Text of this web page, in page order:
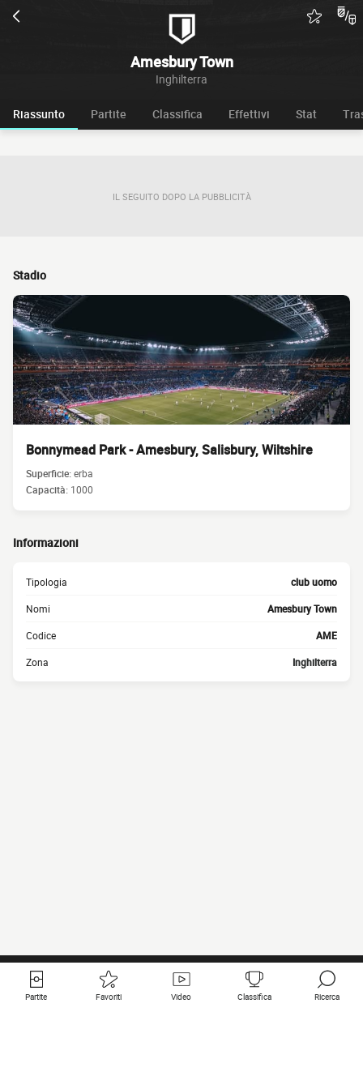
Amesbury Town
Inghilterra
Riassunto Partite Classifica Effettivi Stat
IL SEGUITO DOPO LA PUBBLICITÀ
Stadio
Bonnymead Park - Amesbury, Salisbury, Wiltshire
Superficie:erba
Capacità: 1000
Informazioni
Tipologia club uomo
Nomi Amesbury Town
Codice AME
Zona Inghilterra
Partite Favoriti Video Classifica Ricerca